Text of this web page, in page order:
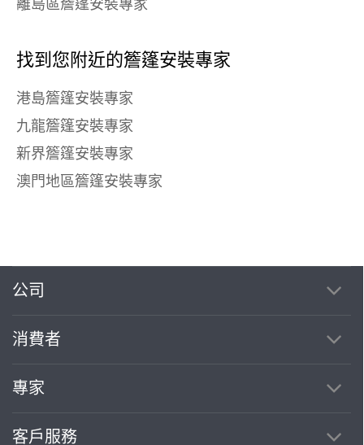
離島區簷篷安裝專家
找到您附近的簷篷安裝專家
港島簷篷安裝專家
九龍簷篷安裝專家
新界簷篷安裝專家
澳門地區簷篷安裝專家
公司
消費者
專家
客戶服務